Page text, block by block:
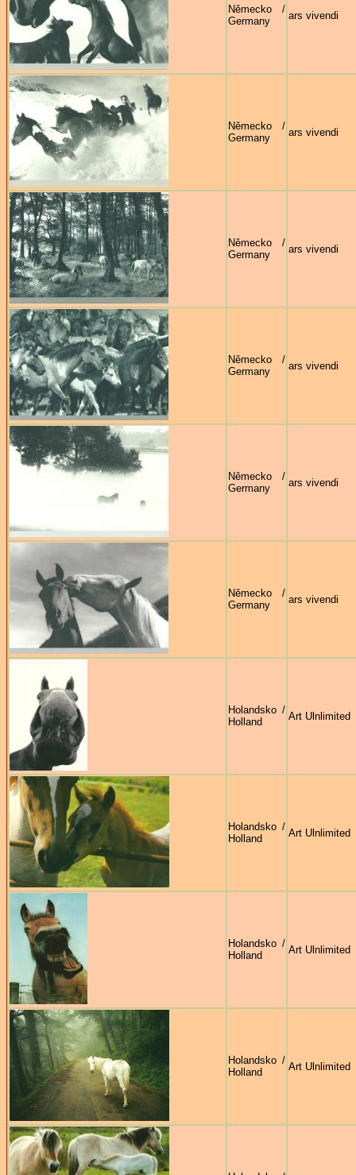
Německo /
Germany
ars vivendi
Německo /
Germany
ars vivendi
Německo /
Germany
ars vivendi
Německo /
Germany
ars vivendi
Německo /
Germany
ars vivendi
Německo /
Germany
ars vivendi
Holandsko /
Holland
Art Ulnlimited
Holandsko /
Holland
Art Ulnlimited
Holandsko /
Holland
Art Ulnlimited
Holandsko /
Holland
Art Ulnlimited